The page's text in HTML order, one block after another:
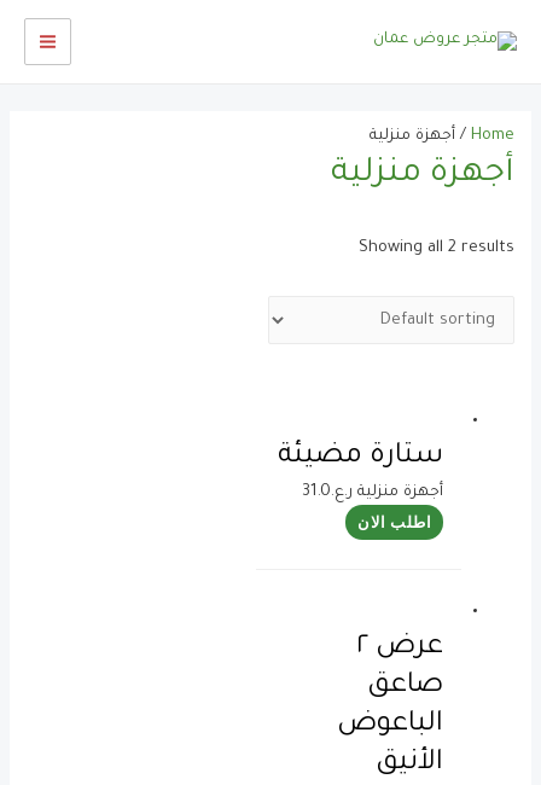
Home / أجهزة منزلية
أجهزة منزلية
Showing all 2 results
ستارة مضيئة
أجهزة منزلية ر.ع.31.0
اطلب الان
عرض ٢
صاعق
الباعوض
الأنيق